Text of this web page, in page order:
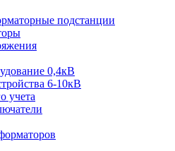
подстанции
0,4кВ
6-10кВ
учета